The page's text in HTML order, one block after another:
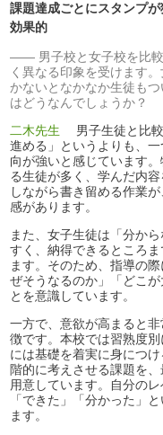
課題達成ごとにスタンプ
効果的
男子校と女子校を比
く異なる印象を受けます
かないとなかなか生徒も
はどうなんでしょうか？
二木先生 男子生徒と比較
進める」というよりも、
向が強いと感じています
る生徒が多く、学んだ内
しながら書き留める作業
感があります。
また、女子生徒は「分か
すく、納得できるところ
ます。そのため、指導の
ぜそうなるのか」「どこ
とを意識しています。
一方で、意欲が高まると
徴です。本校では習熟度
には基礎を着実に身につ
階的に考えさせる課題を
用意しています。自分の
「できた」「分かった」
ます。